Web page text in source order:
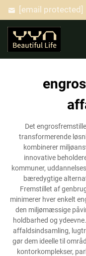
[email protected]
Det
transformerende
kombinerer
innovative
kommuner,
bæredygtige
Fremstillet af
minimerer hver enkelt
den miljømæssige
holdbarhed og
affaldsindsamling,
gør dem ideelle til
kontorkomplekser,